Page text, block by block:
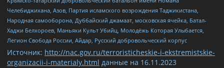
Челебиджихана, Азов, Партия исламского возрождения Таджикистана,
Народная самооборона, Дуббайский джамаат, московская ячейка, Батал-
Хаджи Белхороев, Маньяки Культ Убийц, Молодёжь Которая Улыбается,
Легион Свобода России, Айдар, Русский добровольческий корпус
Источник: http://nac.gov.ru/terroristicheskie-i-ekstremistskie-
organizacii-i-materialy.html данные на 16.11.2023